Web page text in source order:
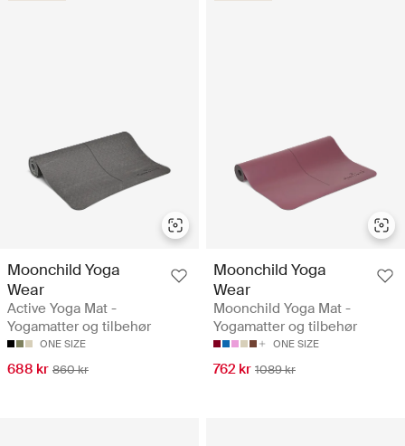
Moonchild Yoga
Wear
Active Yoga Mat -
Yogamatter og tilbehør
ONE SIZE
688 kr 860 kr
Moonchild Yoga
Wear
Moonchild Yoga Mat -
Yogamatter og tilbehør
ONE SIZE
762 kr 1089 kr